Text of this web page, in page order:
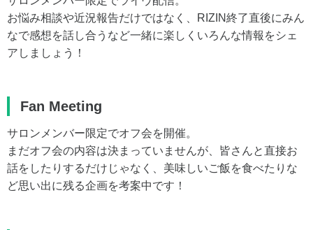
お悩み相談や近況報告だけではなく、RIZIN終了直後にみん
なで感想を話し合うなど一緒に楽しくいろんな情報をシェ
アしましょう！
Fan Meeting
サロンメンバー限定でオフ会を開催。
まだオフ会の内容は決まっていませんが、皆さんと直接お
話をしたりするだけじゃなく、美味しいご飯を食べたりな
ど思い出に残る企画を考案中です！